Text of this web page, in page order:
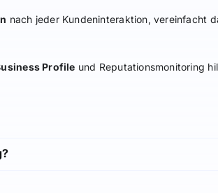
nach jeder Kundeninteraktion, vereinfacht
Profile und Reputationsmonitoring